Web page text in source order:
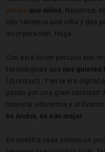
perros que niños. Nosotros,
ello: tenemos una niña y dos
incorporación, Huga.
Con este boom perruno son
tecnológicas que nos quieren
(¡Gracias!). Y en la era digital
pasan por una gran cantidad
mayoría adoramos y
es techie , es aún mejor.
En nuestra casa somos un